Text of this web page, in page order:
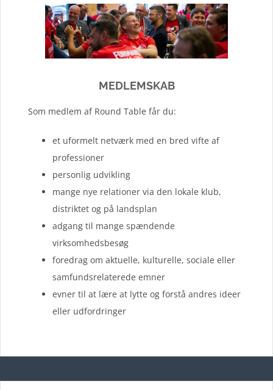
MEDLEMSKAB
Som medlem af Round Table får du:
et uformelt netværk med en bred vifte af
professioner
personlig udvikling
mange nye relationer via den lokale klub,
distriktet og på landsplan
adgang til mange spændende
virksomhedsbesøg
foredrag om aktuelle, kulturelle, sociale eller
samfundsrelaterede emner
evner til at lære at lytte og forstå andres ideer
eller udfordringer